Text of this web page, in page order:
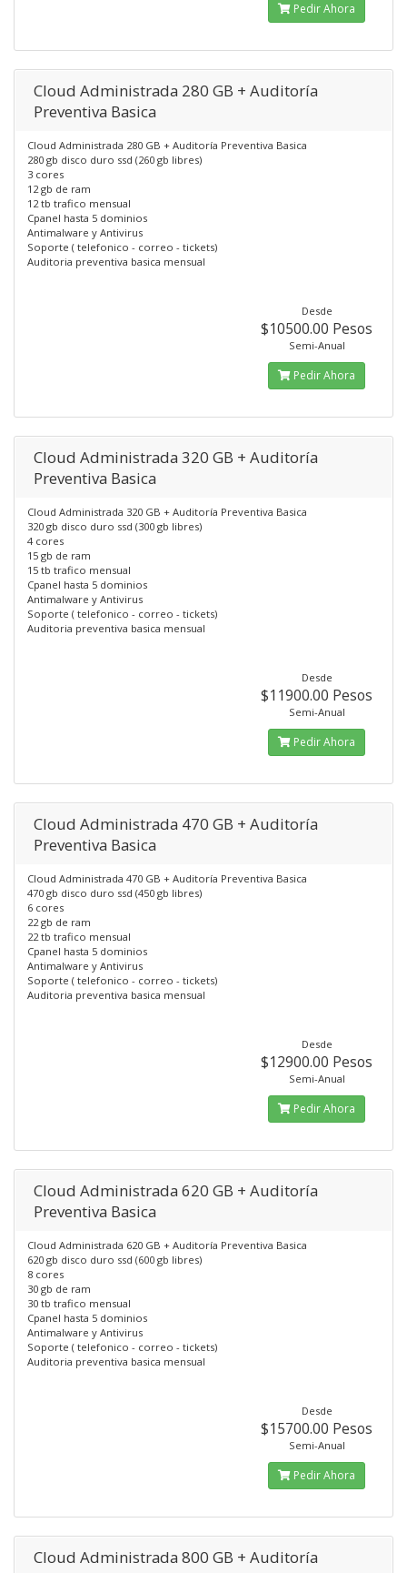
Pedir Ahora
Cloud Administrada 280 GB + Auditoría
Preventiva Basica
Cloud Administrada 280 GB + Auditoría Preventiva Basica
280 gb disco duro ssd (260 gb libres)
3 cores
12 gb de ram
12 tb trafico mensual
Cpanel hasta 5 dominios
Antimalware y Antivirus
Soporte ( telefonico - correo - tickets)
Auditoria preventiva basica mensual
Desde
$10500.00 Pesos
Semi-Anual
Pedir Ahora
Cloud Administrada 320 GB + Auditoría
Preventiva Basica
Cloud Administrada 320 GB + Auditoría Preventiva Basica
320 gb disco duro ssd (300 gb libres)
4 cores
15 gb de ram
15 tb trafico mensual
Cpanel hasta 5 dominios
Antimalware y Antivirus
Soporte ( telefonico - correo - tickets)
Auditoria preventiva basica mensual
Desde
$11900.00 Pesos
Semi-Anual
Pedir Ahora
Cloud Administrada 470 GB + Auditoría
Preventiva Basica
Cloud Administrada 470 GB + Auditoría Preventiva Basica
470 gb disco duro ssd (450 gb libres)
6 cores
22 gb de ram
22 tb trafico mensual
Cpanel hasta 5 dominios
Antimalware y Antivirus
Soporte ( telefonico - correo - tickets)
Auditoria preventiva basica mensual
Desde
$12900.00 Pesos
Semi-Anual
Pedir Ahora
Cloud Administrada 620 GB + Auditoría
Preventiva Basica
Cloud Administrada 620 GB + Auditoría Preventiva Basica
620 gb disco duro ssd (600 gb libres)
8 cores
30 gb de ram
30 tb trafico mensual
Cpanel hasta 5 dominios
Antimalware y Antivirus
Soporte ( telefonico - correo - tickets)
Auditoria preventiva basica mensual
Desde
$15700.00 Pesos
Semi-Anual
Pedir Ahora
Cloud Administrada 800 GB + Auditoría